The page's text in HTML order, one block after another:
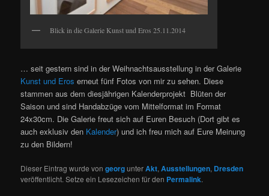
Blick in die Galerie Kunst und Eros 25.11.2014
… seit gestern sind in der Weihnachtsausstellung in der Galerie
Kunst und Eros erneut fünf Fotos von mir zu sehen. Diese
stammen aus dem diesjährigen Kalenderprojekt Blüten der
Saison und sind Handabzüge vom Mittelformat im Format
24x30cm. Die Galerie freut sich auf Euren Besuch (Dort gibt es
auch exklusiv den Kalender) und ich freu mich auf Eure Meinung
zu den Bildern!
Dieser Eintrag wurde vongeorgunterAkt,Ausstellungen, Dresden
veröffentlicht. Setze ein Lesezeichen für den Permalink.